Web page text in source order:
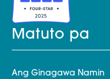
Matuto pa
Ang Ginagawa Namin